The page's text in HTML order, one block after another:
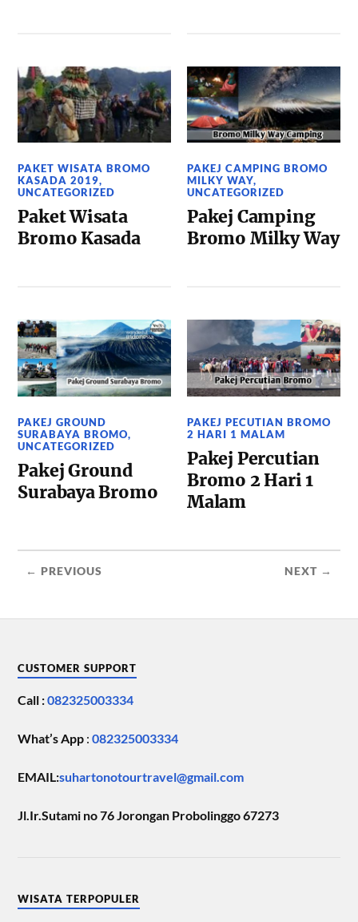
PAKET WISATA BROMO
KASADA 2019,
UNCATEGORIZED
Paket Wisata
Bromo Kasada
PAKEJ CAMPING BROMO
MILKY WAY,
UNCATEGORIZED
Pakej Camping
Bromo Milky Way
PAKEJ GROUND
SURABAYA BROMO,
UNCATEGORIZED
Pakej Ground
Surabaya Bromo
PAKEJ PECUTIAN BROMO
2 HARI 1 MALAM
Pakej Percutian
Bromo 2 Hari 1
Malam
← PREVIOUS NEXT →
CUSTOMER SUPPORT
Call :082325003334
What’s App :082325003334
EMAIL:suhartonotourtravel@gmail.com
Jl.Ir.Sutami no 76 Jorongan Probolinggo 67273
WISATA TERPOPULER